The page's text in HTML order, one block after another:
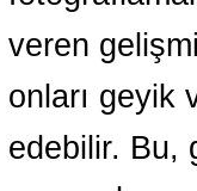
veren
onları geyik
edebilir. Bu,